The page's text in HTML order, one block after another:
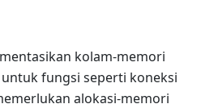
kolam-memori
fungsi seperti koneksi
alokasi-memori